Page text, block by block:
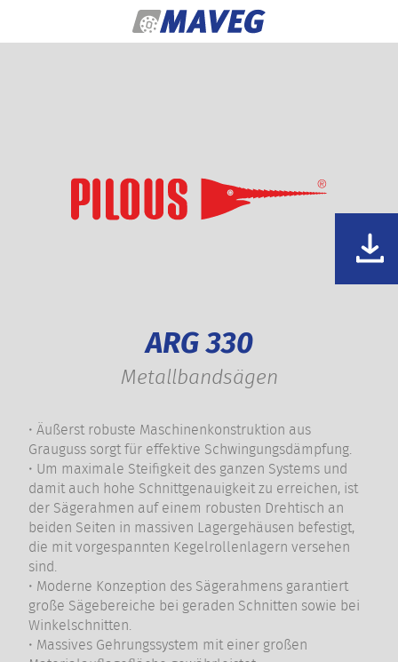
ARG 330
Metallbandsägen
• Äußerst robuste Maschinenkonstruktion aus
Grauguss sorgt für effektive Schwingungsdämpfung.
• Um maximale Steifigkeit des ganzen Systems und
damit auch hohe Schnittgenauigkeit zu erreichen, ist
der Sägerahmen auf einem robusten Drehtisch an
beiden Seiten in massiven Lagergehäusen befestigt,
die mit vorgespannten Kegelrollenlagern versehen
sind.
• Moderne Konzeption des Sägerahmens garantiert
große Sägebereiche bei geraden Schnitten sowie bei
Winkelschnitten.
• Massives Gehrungssystem mit einer großen